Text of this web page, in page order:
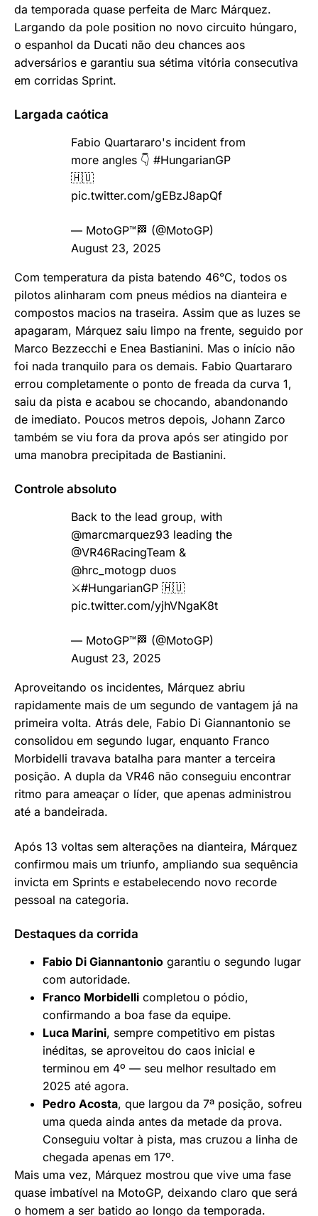
da temporada quase perfeita de Marc Márquez.
Largando da pole position no novo circuito húngaro,
o espanhol da Ducati não deu chances aos
adversários e garantiu sua sétima vitória consecutiva
em corridas Sprint.
Largada caótica
Fabio Quartararo's incident from
more angles 👇 #HungarianGP
🇭🇺
pic.twitter.com/gEBzJ8apQf
— MotoGP™🏁 (@MotoGP)
August 23, 2025
Com temperatura da pista batendo 46°C, todos os
pilotos alinharam com pneus médios na dianteira e
compostos macios na traseira. Assim que as luzes se
apagaram, Márquez saiu limpo na frente, seguido por
Marco Bezzecchi e Enea Bastianini. Mas o início não
foi nada tranquilo para os demais. Fabio Quartararo
errou completamente o ponto de freada da curva 1,
saiu da pista e acabou se chocando, abandonando
de imediato. Poucos metros depois, Johann Zarco
também se viu fora da prova após ser atingido por
uma manobra precipitada de Bastianini.
Controle absoluto
Back to the lead group, with
@marcmarquez93 leading the
@VR46RacingTeam &
@hrc_motogp duos
⚔️#HungarianGP 🇭🇺
pic.twitter.com/yjhVNgaK8t
— MotoGP™🏁 (@MotoGP)
August 23, 2025
Aproveitando os incidentes, Márquez abriu
rapidamente mais de um segundo de vantagem já na
primeira volta. Atrás dele, Fabio Di Giannantonio se
consolidou em segundo lugar, enquanto Franco
Morbidelli travava batalha para manter a terceira
posição. A dupla da VR46 não conseguiu encontrar
ritmo para ameaçar o líder, que apenas administrou
até a bandeirada.
Após 13 voltas sem alterações na dianteira, Márquez
confirmou mais um triunfo, ampliando sua sequência
invicta em Sprints e estabelecendo novo recorde
pessoal na categoria.
Destaques da corrida
Fabio Di Giannantonio garantiu o segundo lugar
com autoridade.
Franco Morbidelli completou o pódio,
confirmando a boa fase da equipe.
Luca Marini, sempre competitivo em pistas
inéditas, se aproveitou do caos inicial e
terminou em 4º — seu melhor resultado em
2025 até agora.
Pedro Acosta, que largou da 7ª posição, sofreu
uma queda ainda antes da metade da prova.
Conseguiu voltar à pista, mas cruzou a linha de
chegada apenas em 17º.
Mais uma vez, Márquez mostrou que vive uma fase
quase imbatível na MotoGP, deixando claro que será
o homem a ser batido ao longo da temporada.